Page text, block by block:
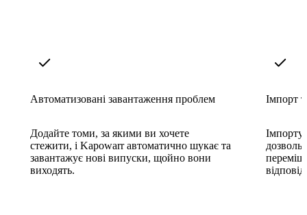
Автоматизовані завантаження проблем
Додайте томи, за якими ви хочете
стежити, і Kapowarr автоматично шукає та
завантажує нові випуски, щойно вони
виходять.
Імпорт